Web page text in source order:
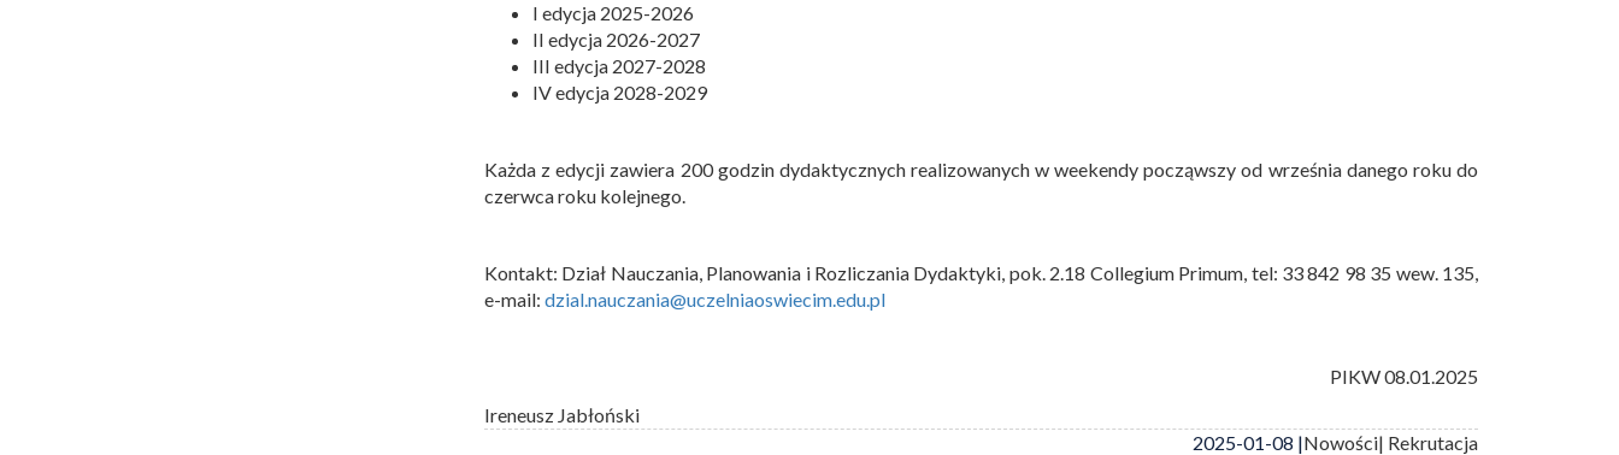
I edycja 2025-2026
II edycja 2026-2027
III edycja 2027-2028
IV edycja 2028-2029
Każda z edycji zawiera 200 godzin dydaktycznych realizowanych w weekendy począwszy od września danego roku do
czerwca roku kolejnego.
Kontakt: Dział Nauczania, Planowania i Rozliczania Dydaktyki, pok. 2.18 Collegium Primum, tel: 33 842 98 35 wew. 135,
e-mail: dzial.nauczania@uczelniaoswiecim.edu.pl
PIKW 08.01.2025
Ireneusz Jabłoński
2025-01-08 |Nowości| Rekrutacja